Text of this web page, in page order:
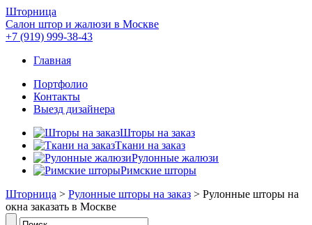
Шторница
Салон штор и жалюзи в Москве
+7 (919) 999-38-43
Главная
Портфолио
Контакты
Выезд дизайнера
Шторы на заказ
Ткани на заказ
Рулонные жалюзи
Римские шторы
Шторница > Рулонные шторы на заказ > Рулонные шторы на
окна заказать в Москве